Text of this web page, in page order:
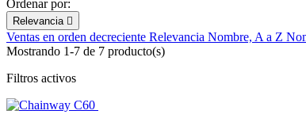
Ordenar por:
Relevancia 
Ventas en orden decreciente Relevancia Nombre, A a Z
Mostrando 1-7 de 7 producto(s)
Filtros activos